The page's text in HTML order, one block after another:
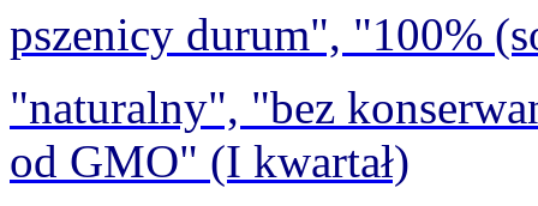
pszenicy durum", "100%
"naturalny", "bez
od GMO" (I kwartał)